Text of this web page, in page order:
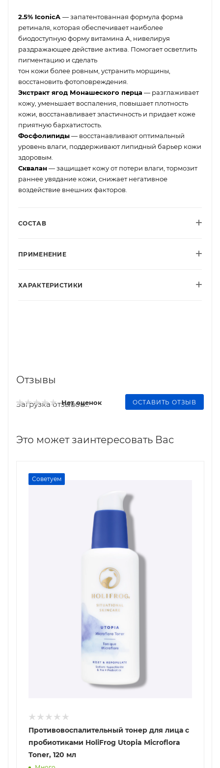
2.5% IconicA — запатентованная формула форма
ретиналя, которая обеспечивает наиболее
биодоступную форму витамина А, нивелируя
раздражающее действие актива. Помогает осветлить
пигментацию и сделать
тон кожи более ровным, устранить морщины,
восстановить фотоповреждения.
Экстракт ягод Монашеского перца — разглаживает
кожу, уменьшает воспаления, повышает плотность
кожи, восстанавливает эластичность и придает коже
приятную бархатистость.
Фосфолипиды— восстанавливают оптимальный
уровень влаги, поддерживают липидный барьер кожи
здоровым.
Сквалан — защищает кожу от потери влаги, тормозит
раннее увядание кожи, снижает негативное
воздействие внешних факторов.
СОСТАВ
ПРИМЕНЕНИЕ
ХАРАКТЕРИСТИКИ
Отзывы
Нет оценок ОСТАВИТЬ ОТЗЫВ
Загрузка отзывов...
Это может заинтересовать Вас
Советуем
Противовоспалительный тонер для лица с
пробиотиками HoliFrog Utopia Microflora
Toner, 120 мл